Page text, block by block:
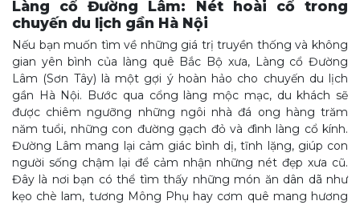
Làng cổ Đường Lâm: Nét hoài cổ trong
chuyến du lịch gần Hà Nội
Nếu bạn muốn tìm về những giá trị truyền thống và không
gian yên bình của làng quê Bắc Bộ xưa, Làng cổ Đường
Lâm (Sơn Tây) là một gợi ý hoàn hảo cho chuyến du lịch
gần Hà Nội. Bước qua cổng làng mộc mạc, du khách sẽ
được chiêm ngưỡng những ngôi nhà đá ong hàng trăm
năm tuổi, những con đường gạch đỏ và đình làng cổ kính.
Đường Lâm mang lại cảm giác bình dị, tĩnh lặng, giúp con
người sống chậm lại để cảm nhận những nét đẹp xưa cũ.
Đây là nơi bạn có thể tìm thấy những món ăn dân dã như
kẹo chè lam, tương Mông Phụ hay cơm quê mang hương